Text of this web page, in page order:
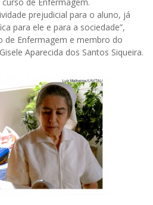
prejudicial para o aluno, já
para ele e para a sociedade”,
de Enfermagem e membro do
Aparecida dos Santos Siqueira.